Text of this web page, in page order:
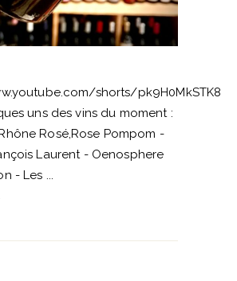
shorts/pk9H0MkSTK8
uns des vins du moment :
Rosé,Rose Pompom -
Laurent - Oenosphere
- Les